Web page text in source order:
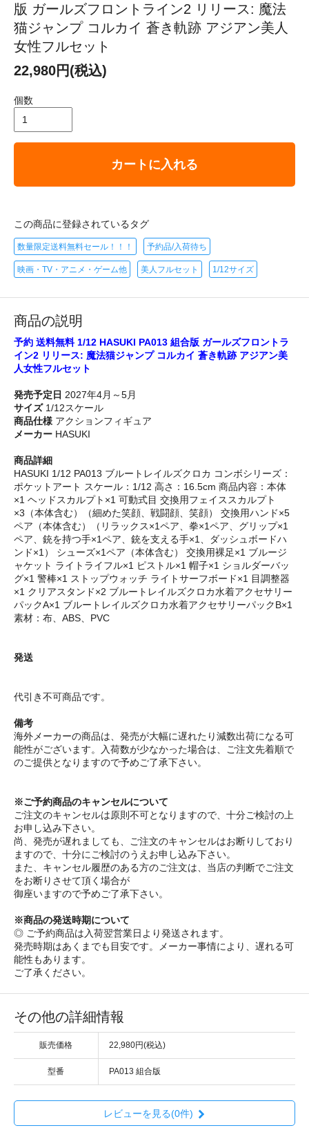
版 ガールズフロントライン2 リリース: 魔法
猫ジャンプ コルカイ 蒼き軌跡 アジアン美人
女性フルセット
22,980円(税込)
個数
カートに入れる
この商品に登録されているタグ
数量限定送料無料セール！！！ 予約品/入荷待ち
映画・TV・アニメ・ゲーム他 美人フルセット 1/12サイズ
商品の説明
予約 送料無料 1/12 HASUKI PA013 組合版 ガールズフロントラ
イン2 リリース: 魔法猫ジャンプ コルカイ 蒼き軌跡 アジアン美
人女性フルセット
発売予定日 2027年4月～5月
サイズ1/12スケール
商品仕様 アクションフィギュア
メーカー HASUKI
商品詳細
HASUKI 1/12 PA013 ブルートレイルズクロカ コンボシリーズ：
ポケットアート スケール：1/12 高さ：16.5cm 商品内容：本体
×1 ヘッドスカルプト×1 可動式目 交換用フェイススカルプト
×3（本体含む）（細めた笑顔、戦闘顔、笑顔） 交換用ハンド×5
ペア（本体含む）（リラックス×1ペア、拳×1ペア、グリップ×1
ペア、銃を持つ手×1ペア、銃を支える手×1、ダッシュボードハ
ンド×1） シューズ×1ペア（本体含む） 交換用裸足×1 ブルージ
ャケット ライトライフル×1 ピストル×1 帽子×1 ショルダーバッ
グ×1 警棒×1 ストップウォッチ ライトサーフボード×1 目調整器
×1 クリアスタンド×2 ブルートレイルズクロカ水着アクセサリー
パックA×1 ブルートレイルズクロカ水着アクセサリーパックB×1
素材：布、ABS、PVC
発送
代引き不可商品です。
備考
海外メーカーの商品は、発売が大幅に遅れたり減数出荷になる可
能性がございます。入荷数が少なかった場合は、ご注文先着順で
のご提供となりますので予めご了承下さい。
※ご予約商品のキャンセルについて
ご注文のキャンセルは原則不可となりますので、十分ご検討の上
お申し込み下さい。
尚、発売が遅れましても、ご注文のキャンセルはお断りしており
ますので、十分にご検討のうえお申し込み下さい。
また、キャンセル履歴のある方のご注文は、当店の判断でご注文
をお断りさせて頂く場合が
御座いますので予めご了承下さい。
※商品の発送時期について
◎ ご予約商品は入荷翌営業日より発送されます。
発売時期はあくまでも目安です。メーカー事情により、遅れる可
能性もあります。
ご了承ください。
その他の詳細情報
販売価格 22,980円(税込)
型番 PA013 組合版
レビューを見る(0件)